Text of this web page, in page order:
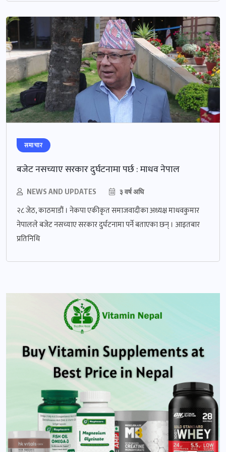
समाचार
बजेट नसच्याए सरकार दुर्घटनामा पर्छ : माधव नेपाल
NEWS AND UPDATES ३ वर्ष अघि
२८ जेठ, काठमाडौं । नेकपा एकीकृत समाजवादीका अध्यक्ष माधवकुमार
नेपालले बजेट नसच्याए सरकार दुर्घटनामा पर्ने बताएका छन् । आइतबार
प्रतिनिधि